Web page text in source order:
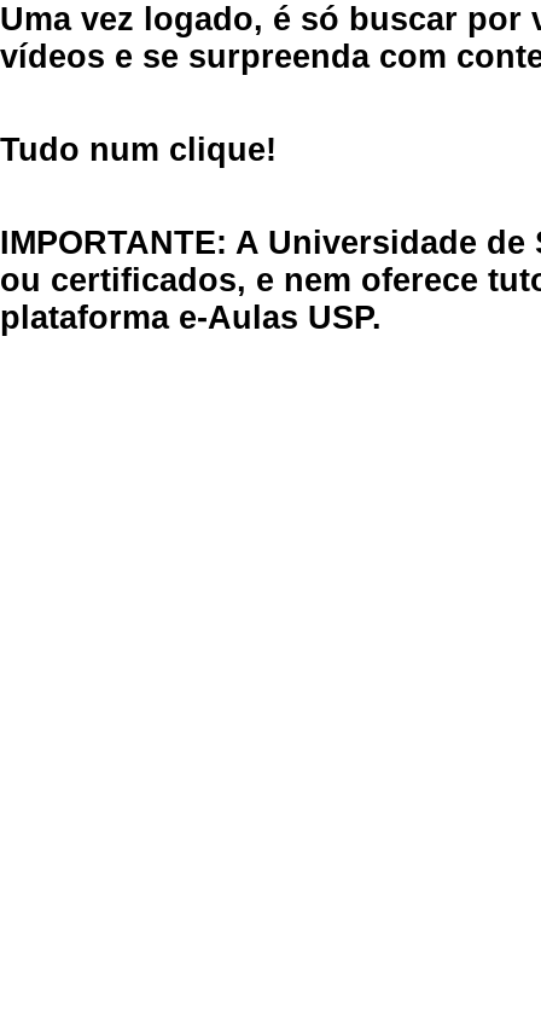
Uma vez logado, é só buscar por
vídeos e se surpreenda com
Tudo num clique!
IMPORTANTE: A Universidade
ou certificados, e nem oferece
plataforma e-Aulas USP.